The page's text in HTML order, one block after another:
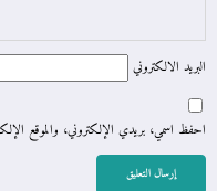
البريد الالكتروني
احفظ اسمي، بريدي الإلكتروني، والموقع